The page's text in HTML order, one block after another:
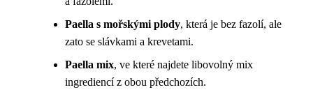
Paella s mořskými plody, která je bez fazolí, ale
zato se slávkami a krevetami.
Paella mix, ve které najdete libovolný mix
ingrediencí z obou předchozích.